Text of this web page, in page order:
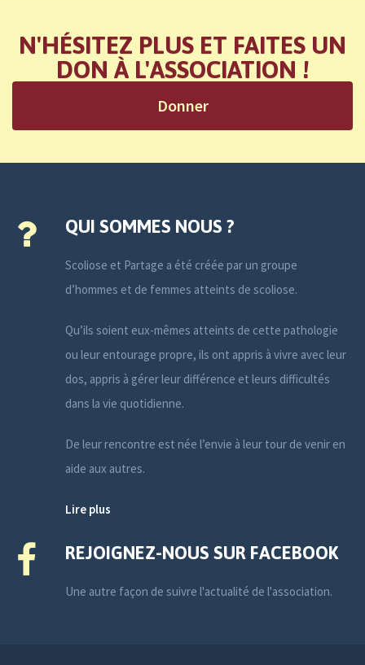
N'HÉSITEZ PLUS ET FAITES UN
DON À L'ASSOCIATION !
Donner
QUI SOMMES NOUS ?
Scoliose et Partage a été créée par un groupe
d’hommes et de femmes atteints de scoliose.
Qu’ils soient eux-mêmes atteints de cette pathologie
ou leur entourage propre, ils ont appris à vivre avec leur
dos, appris à gérer leur différence et leurs difficultés
dans la vie quotidienne.
De leur rencontre est née l’envie à leur tour de venir en
aide aux autres.
Lire plus
REJOIGNEZ-NOUS SUR FACEBOOK
Une autre façon de suivre l'actualité de l'association.